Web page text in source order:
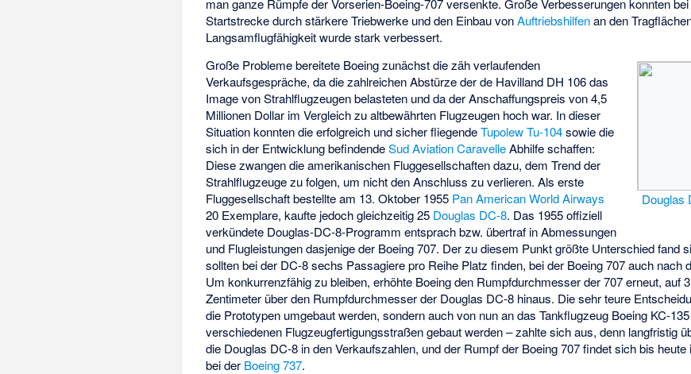
man ganze Rümpfe der Vorserien-Boeing-707 versenkte. Große Verbesserungen konnten
Startstrecke durch stärkere Triebwerke und den Einbau vonAuftriebshilfenan den
Langsamflugfähigkeit wurde stark verbessert.
Douglas
Große Probleme bereitete Boeing zunächst die zäh verlaufenden
Verkaufsgespräche, da die zahlreichen Abstürze der de Havilland DH 106 das
Image von Strahlflugzeugen belasteten und da der Anschaffungspreis von 4,5
Millionen Dollar im Vergleich zu altbewährten Flugzeugen hoch war. In dieser
Situation konnten die erfolgreich und sicher fliegendeTupolew Tu-104sowie die
sich in der Entwicklung befindendeSud Aviation CaravelleAbhilfe schaffen:
Diese zwangen die amerikanischen Fluggesellschaften dazu, dem Trend der
Strahlflugzeuge zu folgen, um nicht den Anschluss zu verlieren. Als erste
Fluggesellschaft bestellte am 13. Oktober 1955 Pan American World Airways
20 Exemplare, kaufte jedoch gleichzeitig 25 Douglas DC-8. Das 1955 offiziell
verkündete Douglas-DC-8-Programm entsprach bzw. übertraf in Abmessungen
und Flugleistungen dasjenige der Boeing 707. Der zu diesem Punkt größte Unterschied fand
sollten bei der DC-8 sechs Passagiere pro Reihe Platz finden, bei der Boeing 707 auch nach
Um konkurrenzfähig zu bleiben, erhöhte Boeing den Rumpfdurchmesser der 707 erneut, auf
Zentimeter über den Rumpfdurchmesser der Douglas DC-8 hinaus. Die sehr teure
die Prototypen umgebaut werden, sondern auch von nun an das Tankflugzeug Boeing KC-
verschiedenen Flugzeugfertigungsstraßen gebaut werden – zahlte sich aus, denn langfristig
die Douglas DC-8 in den Verkaufszahlen, und der Rumpf der Boeing 707 findet sich bis
bei der Boeing 737.